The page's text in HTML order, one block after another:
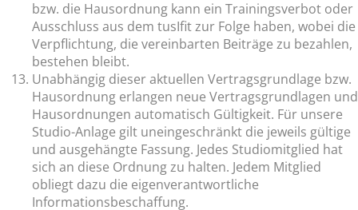
bzw. die Hausordnung kann ein Trainingsverbot oder
Ausschluss aus dem tusIfit zur Folge haben, wobei die
Verpflichtung, die vereinbarten Beiträge zu bezahlen,
bestehen bleibt.
Unabhängig dieser aktuellen Vertragsgrundlage bzw.
Hausordnung erlangen neue Vertragsgrundlagen und
Hausordnungen automatisch Gültigkeit. Für unsere
Studio-Anlage gilt uneingeschränkt die jeweils gültige
und ausgehängte Fassung. Jedes Studiomitglied hat
sich an diese Ordnung zu halten. Jedem Mitglied
obliegt dazu die eigenverantwortliche
Informationsbeschaffung.